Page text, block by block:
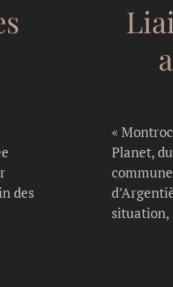
des
«
Planet,